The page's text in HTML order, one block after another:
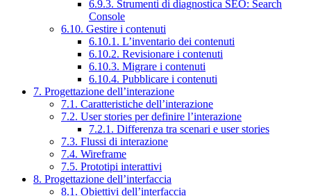
6.9.3. Strumenti di diagnostica SEO: Search
Console
6.10. Gestire i contenuti
6.10.1. L’inventario dei contenuti
6.10.2. Revisionare i contenuti
6.10.3. Migrare i contenuti
6.10.4. Pubblicare i contenuti
7. Progettazione dell’interazione
7.1. Caratteristiche dell’interazione
7.2. User stories per definire l’interazione
7.2.1. Differenza tra scenari e user stories
7.3. Flussi di interazione
7.4. Wireframe
7.5. Prototipi interattivi
8. Progettazione dell’interfaccia
8.1. Obiettivi dell’interfaccia